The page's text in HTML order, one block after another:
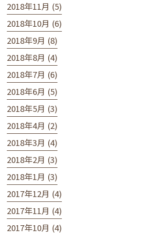
2018年11月 (5)
2018年10月 (6)
2018年9月 (8)
2018年8月 (4)
2018年7月 (6)
2018年6月 (5)
2018年5月 (3)
2018年4月 (2)
2018年3月 (4)
2018年2月 (3)
2018年1月 (3)
2017年12月 (4)
2017年11月 (4)
2017年10月 (4)